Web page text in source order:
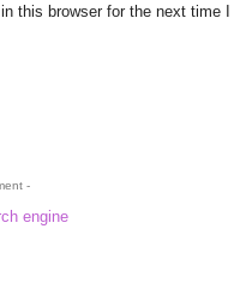
this browser for the next time I
-